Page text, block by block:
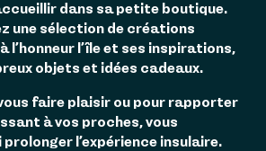
dans sa petite boutique.
une sélection de créations
l’honneur l’île et ses inspirations,
objets et idées cadeaux.
faire plaisir ou pour rapporter
à vos proches, vous
l’expérience insulaire.